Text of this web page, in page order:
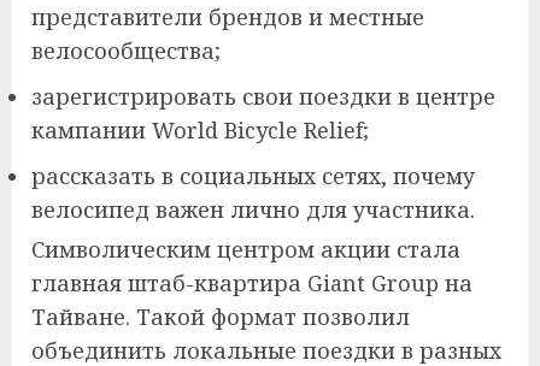
представители брендов и местные
велосообщества;
зарегистрировать свои поездки в центре
кампании World Bicycle Relief;
рассказать в социальных сетях, почему
велосипед важен лично для участника.
Символическим центром акции стала
главная штаб-квартира Giant Group на
Тайване. Такой формат позволил
объединить локальные поездки в разных